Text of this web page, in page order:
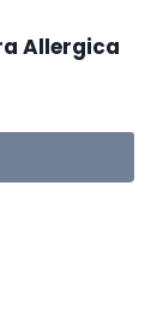
Allergica